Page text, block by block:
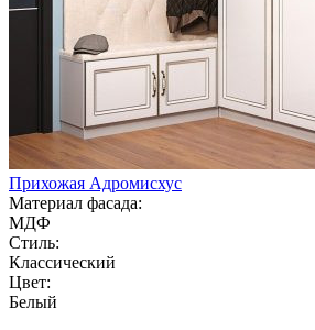
Прихожая Адромисхус
Материал фасада:
МДФ
Стиль:
Классический
Цвет:
Белый